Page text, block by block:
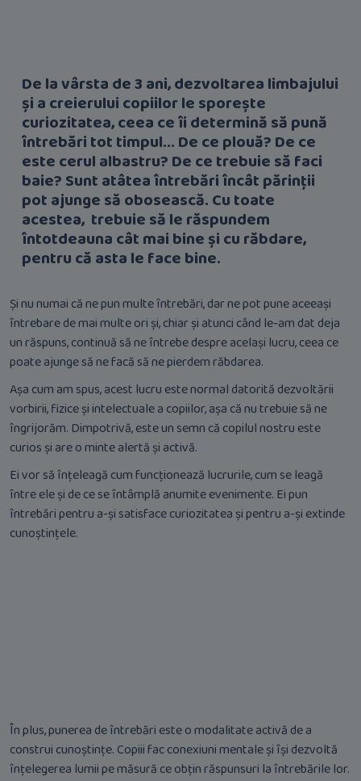
De la vârsta de 3 ani, dezvoltarea limbajului
și a creierului copiilor le sporește
curiozitatea, ceea ce îi determină să pună
întrebări tot timpul... De ce plouă? De ce
este cerul albastru? De ce trebuie să faci
baie? Sunt atâtea întrebări încât părinții
pot ajunge să obosească. Cu toate
acestea, trebuie să le răspundem
întotdeauna cât mai bine și cu răbdare,
pentru că asta le face bine.
Și nu numai că ne pun multe întrebări, dar ne pot pune aceeași
întrebare de mai multe ori și, chiar și atunci când le-am dat deja
un răspuns, continuă să ne întrebe despre același lucru, ceea ce
poate ajunge să ne facă să ne pierdem răbdarea.
Așa cum am spus, acest lucru este normal datorită dezvoltării
vorbirii, fizice și intelectuale a copiilor, așa că nu trebuie să ne
îngrijorăm. Dimpotrivă, este un semn că copilul nostru este
curios și are o minte alertă și activă.
Ei vor să înțeleagă cum funcționează lucrurile, cum se leagă
între ele și de ce se întâmplă anumite evenimente. Ei pun
întrebări pentru a-și satisface curiozitatea și pentru a-și extinde
cunoștințele.
În plus, punerea de întrebări este o modalitate activă de a
construi cunoștințe. Copiii fac conexiuni mentale și își dezvoltă
înțelegerea lumii pe măsură ce obțin răspunsuri la întrebările lor.